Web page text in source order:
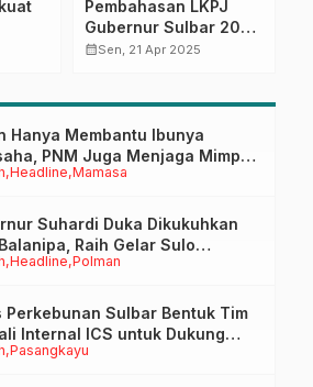
Pembahasan LKPJ
Gubernur Sulbar 2024
Berlanjut, Komisi I
calendar_monthSen, 21 Apr 2025
Headline Mamasa
Hanya Membantu Ibunya
PNM Juga Menjaga Mimpi
Untuk Menggapai Cita-Cita
Headline Polman
Suhardi Duka Dikukuhkan
Raih Gelar Sulo
Pasangkayu
Perkebunan Sulbar Bentuk Tim
Internal ICS untuk Dukung
ISPO Pekebun di